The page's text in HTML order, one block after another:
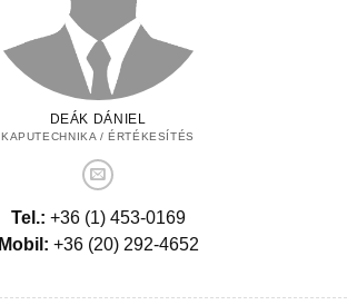
DEÁK DÁNIEL
KAPUTECHNIKA / ÉRTÉKESÍTÉS
Tel.: +36 (1) 453-0169
Mobil: +36 (20) 292-4652